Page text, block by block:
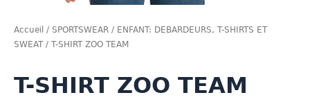
Accueil / SPORTSWEAR / ENFANT: DEBARDEURS, T-SHIRTS ET
SWEAT/ T-SHIRT ZOO TEAM
T-SHIRT ZOO TEAM